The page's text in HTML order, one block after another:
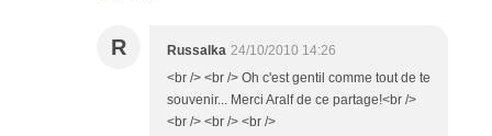
R Russalka 24/10/2010 14:26
<br /> <br /> Oh c'est gentil comme tout de te
souvenir... Merci Aralf de ce partage!<br />
<br /> <br /> <br />